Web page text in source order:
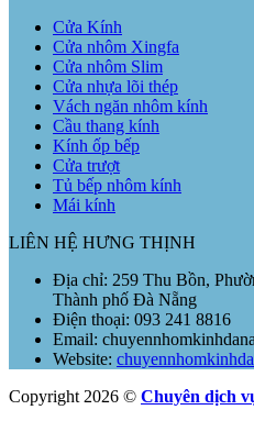
Cửa Kính
Cửa nhôm Xingfa
Cửa nhôm Slim
Cửa nhựa lõi thép
Vách ngăn nhôm kính
Cầu thang kính
Kính ốp bếp
Cửa trượt
Tủ bếp nhôm kính
Mái kính
LIÊN HỆ HƯNG THỊNH
Địa chỉ: 259 Thu Bồn,
Thành phố Đà Nẵng
Điện thoại: 093 241 8816
Email:
Website:
Copyright 2026 © Chuyên dịch